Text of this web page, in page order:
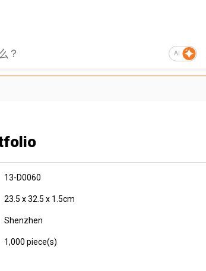
AI
13-D0060
23.5 x 32.5 x 1.5cm
Shenzhen
1,000 piece(s)